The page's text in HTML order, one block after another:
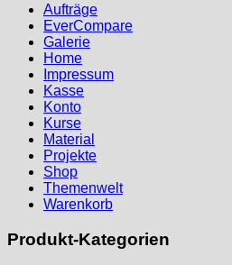
Aufträge
EverCompare
Galerie
Home
Impressum
Kasse
Konto
Kurse
Material
Projekte
Shop
Themenwelt
Warenkorb
Produkt-Kategorien